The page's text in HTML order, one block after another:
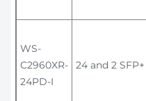
WS-
C2960XR-
24PD-I
24 and 2 SFP+